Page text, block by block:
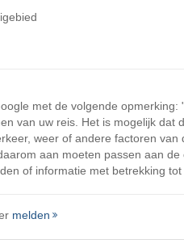
met de volgende opmerking:
van uw reis. Het is mogelijk dat
weer of andere factoren van
aan moeten passen aan
of informatie met betrekking
melden